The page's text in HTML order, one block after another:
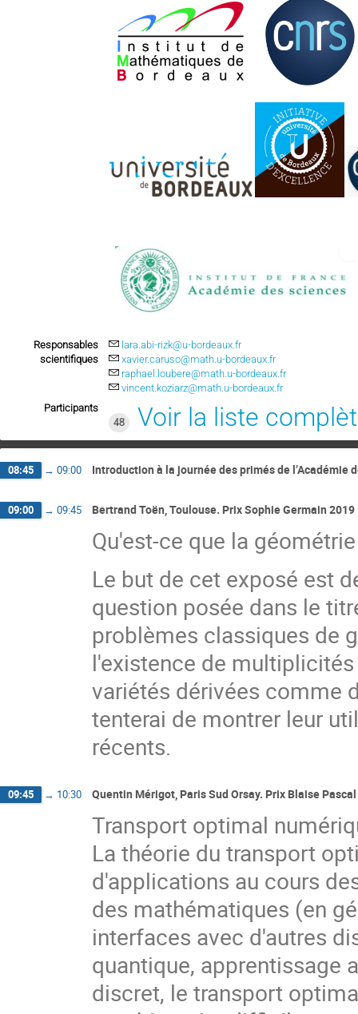
Responsables
scientifiques
lara.abi-rizk@u-bordeaux.fr
xavier.caruso@math.u-bordeaux.fr
raphael.loubere@math.u-bordeaux.fr
vincent.koziarz@math.u-bordeaux.fr
Participants
48
Voir la liste
08:45 → 09:00 Introduction à la journée des primés de l’Académie
09:00 → 09:45 Bertrand Toën, Toulouse. Prix Sophie Germain 2019
Qu'est-ce que la
Le but de cet exposé est
question posée dans le
problèmes classiques de
l'existence de
variétés dérivées comme
tenterai de montrer leur
récents.
09:45 → 10:30 Quentin Mérigot, Paris Sud Orsay. Prix Blaise
Transport optimal
La théorie du transport
d'applications au cours
des mathématiques (en
interfaces avec d'autres
quantique, apprentissage
discret, le transport